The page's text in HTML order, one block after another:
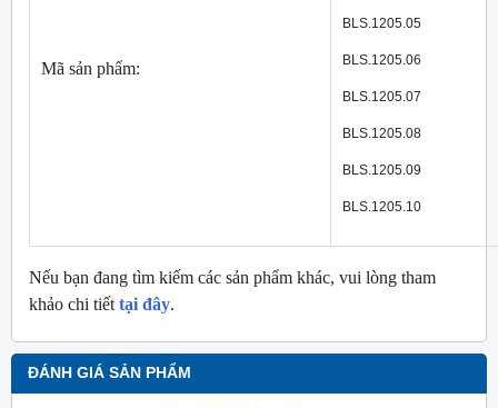
Mã sản phẩm:
BLS.1205.05
BLS.1205.06
BLS.1205.07
BLS.1205.08
BLS.1205.09
BLS.1205.10
Nếu bạn đang tìm kiếm các sản phẩm khác, vui lòng tham
khảo chi tiết tại đây.
ĐÁNH GIÁ SẢN PHẨM